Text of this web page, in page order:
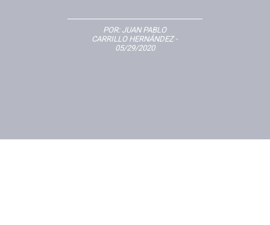
POR: JUAN PABLO
CARRILLO HERNÁNDEZ-
05/29/2020